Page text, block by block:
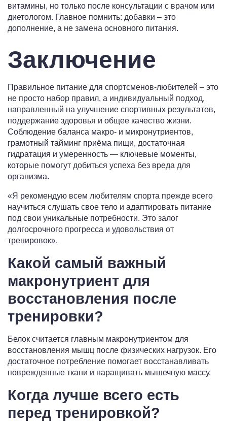
витамины, но только после консультации с врачом или
диетологом. Главное помнить: добавки – это
дополнение, а не замена основного питания.
Заключение
Правильное питание для спортсменов-любителей – это
не просто набор правил, а индивидуальный подход,
направленный на улучшение спортивных результатов,
поддержание здоровья и общее качество жизни.
Соблюдение баланса макро- и микронутриентов,
грамотный тайминг приёма пищи, достаточная
гидратация и умеренность — ключевые моменты,
которые помогут добиться успеха без вреда для
организма.
«Я рекомендую всем любителям спорта прежде всего
научиться слушать свое тело и адаптировать питание
под свои уникальные потребности. Это залог
долгосрочного прогресса и удовольствия от
тренировок».
Какой самый важный
макронутриент для
восстановления после
тренировки?
Белок считается главным макронутриентом для
восстановления мышц после физических нагрузок. Его
достаточное потребление помогает восстанавливать
поврежденные ткани и наращивать мышечную массу.
Когда лучше всего есть
перед тренировкой?